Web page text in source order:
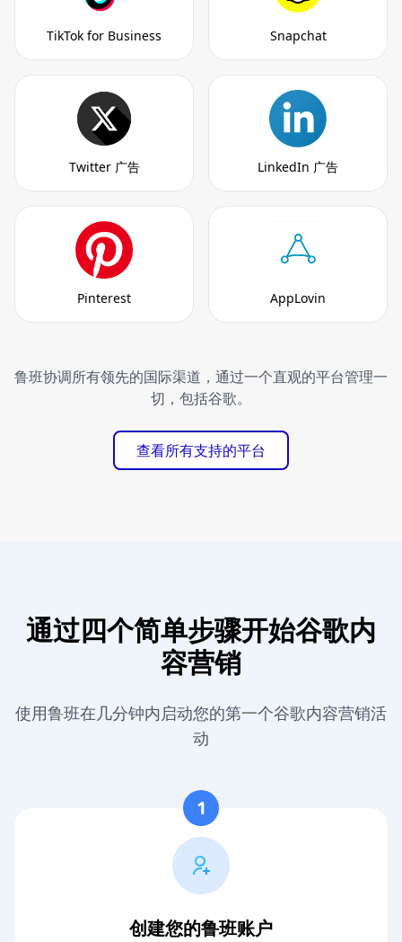
TikTok for Business Snapchat
Twitter 广告 LinkedIn 广告
Pinterest AppLovin
鲁班协调所有领先的国际渠道，通过一个直观的平台管理一
切，包括谷歌。
查看所有支持的平台
通过四个简单步骤开始谷歌内
容营销
使用鲁班在几分钟内启动您的第一个谷歌内容营销活
动
1
创建您的鲁班账户